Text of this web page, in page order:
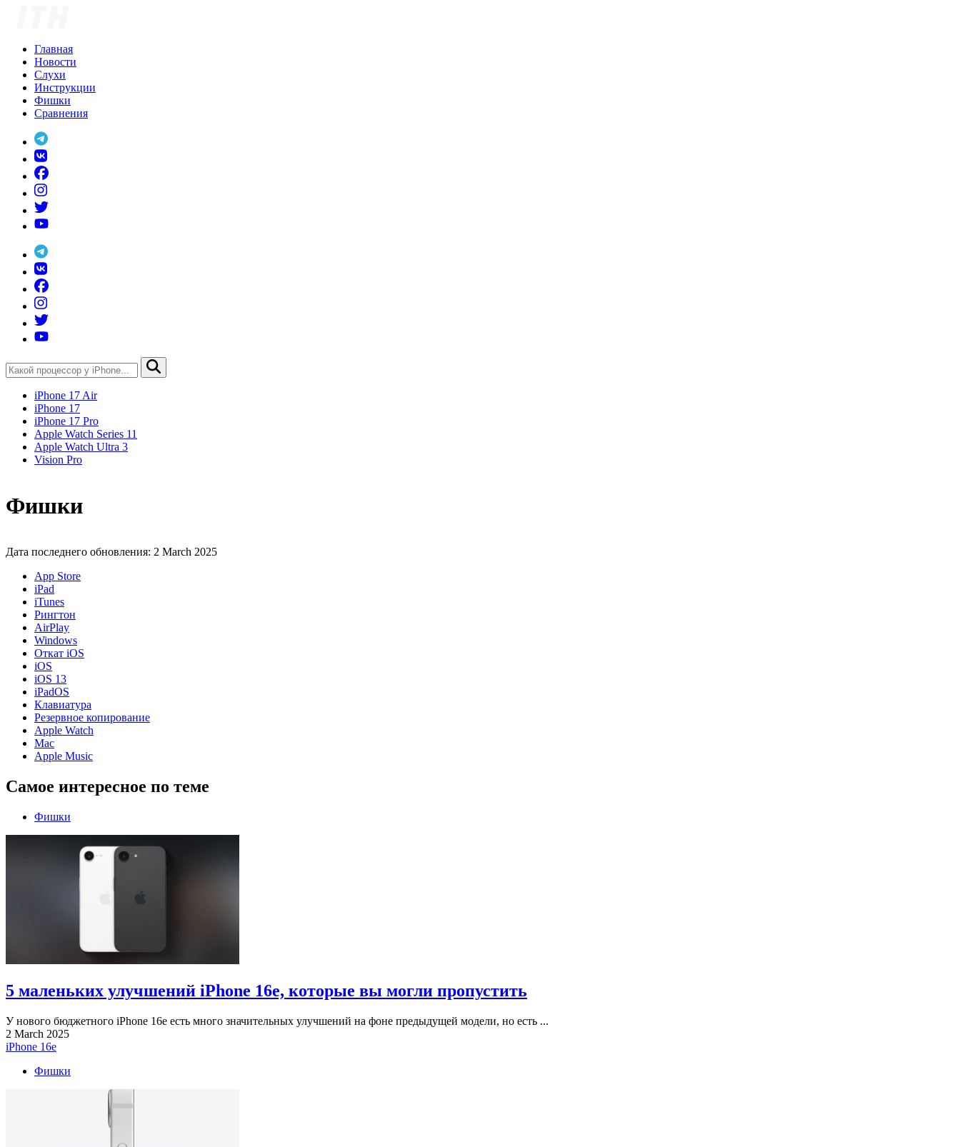
Главная
Новости
Слухи
Инструкции
Фишки
Сравнения
iPhone 17 Air
iPhone 17
iPhone 17 Pro
Apple Watch Series 11
Apple Watch Ultra 3
Vision Pro
Фишки
Дата последнего обновления: 2 March 2025
App Store
iPad
iTunes
Рингтон
AirPlay
Windows
Откат iOS
iOS
iOS 13
iPadOS
Клавиатура
Резервное копирование
Apple Watch
Mac
Apple Music
Самое интересное по теме
Фишки
5 маленьких улучшений iPhone 16e, которые вы могли пропустить
У нового бюджетного iPhone 16e есть много значительных улучшений на фоне предыдущей модели, но есть ...
2 March 2025
iPhone 16e
Фишки